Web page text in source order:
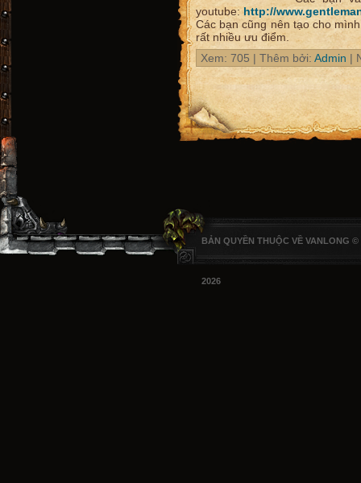
youtube:http://
Các bạn cũng nên tạo cho
rất nhiều ưu điểm.
Xem: 705 | Thêm bởi: Admin |
BẢN QUYỀN THUỘC VỀ VANLONG ©
2026